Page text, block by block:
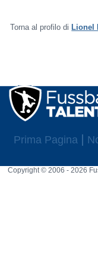
Torna al profilo di Lionel
Prima Pagina
Copyright © 2006 - 2026